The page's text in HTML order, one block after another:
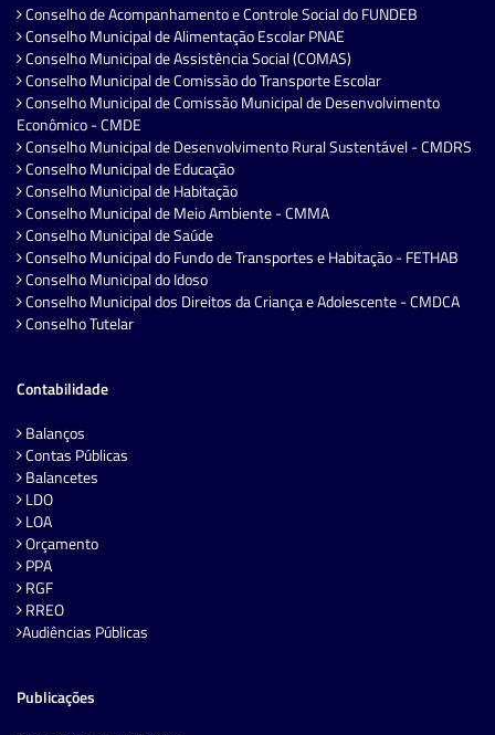
Conselho de Acompanhamento e Controle Social do FUNDEB
Conselho Municipal de Alimentação Escolar PNAE
Conselho Municipal de Assistência Social (COMAS)
Conselho Municipal de Comissão do Transporte Escolar
Conselho Municipal de Comissão Municipal de Desenvolvimento
Econômico - CMDE
Conselho Municipal de Desenvolvimento Rural Sustentável - CMDRS
Conselho Municipal de Educação
Conselho Municipal de Habitação
Conselho Municipal de Meio Ambiente - CMMA
Conselho Municipal de Saúde
Conselho Municipal do Fundo de Transportes e Habitação - FETHAB
Conselho Municipal do Idoso
Conselho Municipal dos Direitos da Criança e Adolescente - CMDCA
Conselho Tutelar
Contabilidade
Balanços
Contas Públicas
Balancetes
LDO
LOA
Orçamento
PPA
RGF
RREO
Audiências Públicas
Publicações